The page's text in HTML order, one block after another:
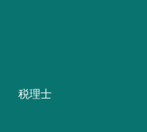
税理士